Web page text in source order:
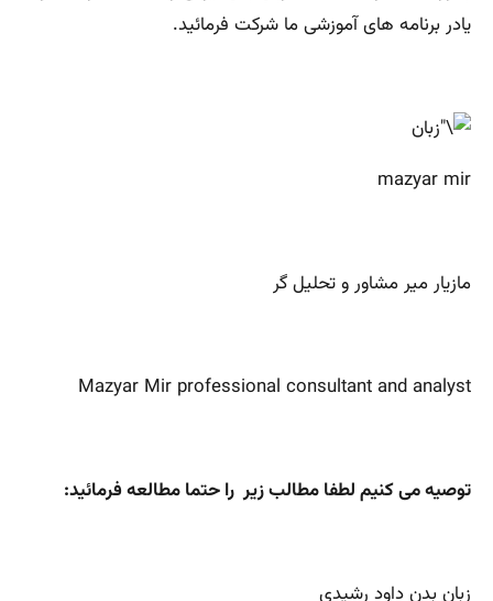
یادر برنامه های آموزشی ما شرکت فرمائید.
mazyar mir
مازیار میر مشاور و تحلیل گر
Mazyar Mir professional consultant and analyst
توصیه می کنیم لطفا مطالب زیر را حتما مطالعه فرمائید:
زبان بدن داود رشیدی